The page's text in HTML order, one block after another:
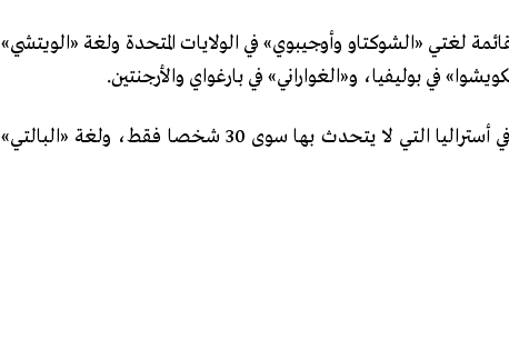
لغتي «الشوكتاو وأوجيبوي» في الولايات المتحدة ولغة «الويتشي»
في بوليفيا، و«الغواراني» في بارغواي والأرجنتين.
وهناك لغة «ويراجوري» في أستراليا التي لا يتحدث بها سوى 30 شخصا فقط، ولغة «البالتي»